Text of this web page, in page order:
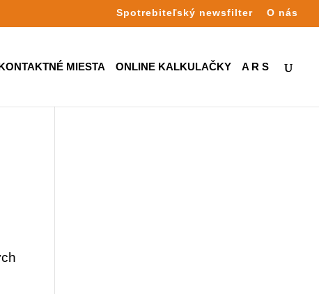
Spotrebiteľský newsfilter O nás
MIESTA ONLINE KALKULAČKY A R S